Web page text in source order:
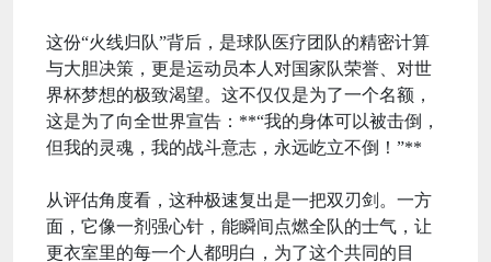
这份“火线归队”背后，是球队医疗团队的精密计算
与大胆决策，更是运动员本人对国家队荣誉、对世
界杯梦想的极致渴望。这不仅仅是为了一个名额，
这是为了向全世界宣告：**“我的身体可以被击倒，
但我的灵魂，我的战斗意志，永远屹立不倒！”**
从评估角度看，这种极速复出是一把双刃剑。一方
面，它像一剂强心针，能瞬间点燃全队的士气，让
更衣室里的每一个人都明白，为了这个共同的目